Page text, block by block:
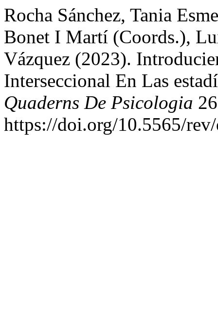
Rocha Sánchez, Tania
Bonet I Martí (Coords.),
Vázquez (2023).
Interseccional En Las
Quaderns De Psicologia
https://doi.org/10.5565/